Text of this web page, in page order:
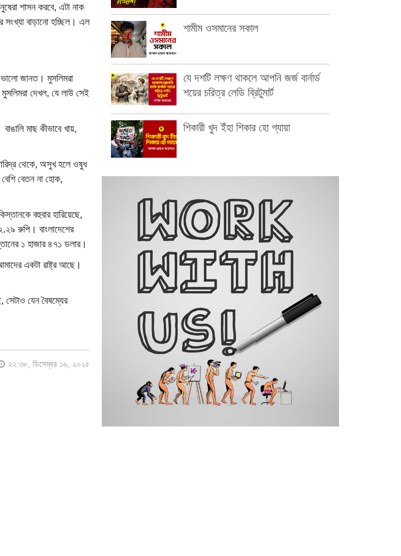
শাসন করবে, এটা নাক
সংখ্যা বাড়ানো হচ্ছিল। এল
ভালো জানত। মুসলিমরা
মুসলিমরা দেখল, যে লাউ সেই
মাছ কীভাবে খায়,
থেকে, অসুখ হলে ওষুধ
বেশি বেতন না হোক,
বহুবার হারিয়েছে,
রুপি। বাংলাদেশের
১ হাজার ৪৭১ ডলার।
একটা রাষ্ট্র আছে।
সেটাও যেন বৈষম্যের
২২:৩৮, ডিসেম্বর ১৬, ২০২৫
শামীম ওসমানের সকাল
যে দশটি লক্ষণ থাকলে আপনি জর্জ বার্নার্ড
শয়ের চরিত্র লেডি ব্রিটুমার্ট
শিকারী খুদ ইঁহা শিকার হো গ্যায়া